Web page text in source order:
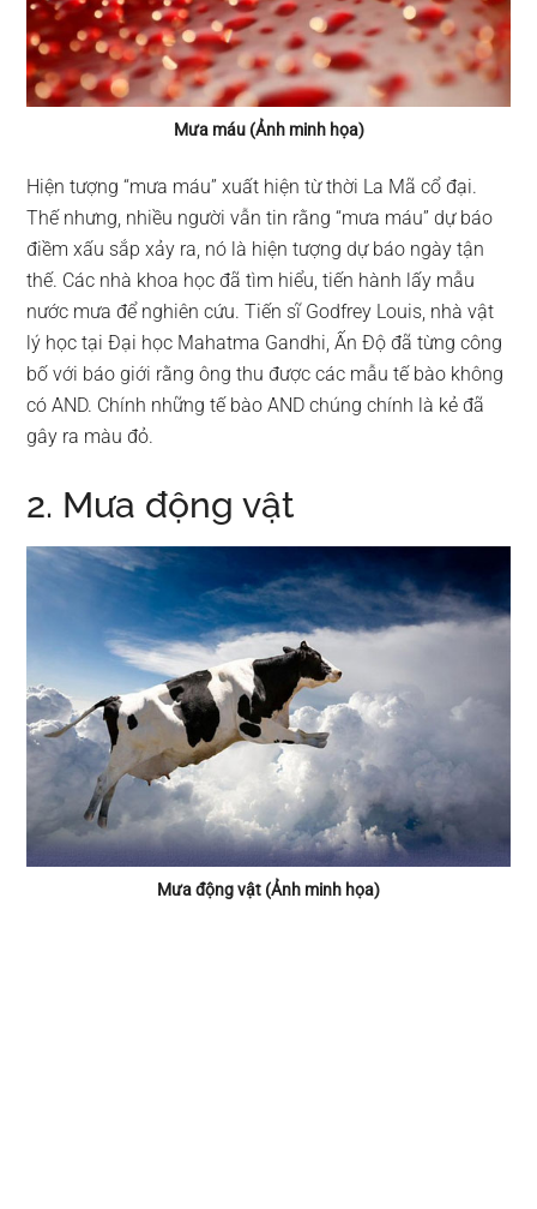
Mưa máu (Ảnh minh họa)
Hiện tượng “mưa máu” xuất hiện từ thời La Mã cổ đại.
Thế nhưng, nhiều người vẫn tin rằng “mưa máu” dự báo
điềm xấu sắp xảy ra, nó là hiện tượng dự báo ngày tận
thế. Các nhà khoa học đã tìm hiểu, tiến hành lấy mẫu
nước mưa để nghiên cứu. Tiến sĩ Godfrey Louis, nhà vật
lý học tại Đại học Mahatma Gandhi, Ấn Độ đã từng công
bố với báo giới rằng ông thu được các mẫu tế bào không
có AND. Chính những tế bào AND chúng chính là kẻ đã
gây ra màu đỏ.
2. Mưa động vật
Mưa động vật (Ảnh minh họa)